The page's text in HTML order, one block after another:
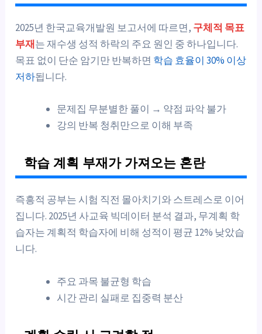
2025년 한국교육개발원 보고서에 따르면, 구체적 목표
부재는 재수생 성적 하락의 주요 원인 중 하나입니다.
목표 없이 단순 암기만 반복하면 학습 효율이 30% 이상
저하됩니다.
문제집 무분별한 풀이 → 약점 파악 불가
강의 반복 청취만으로 이해 부족
학습 계획 부재가 가져오는 혼란
즉흥적 공부는 시험 직전 몰아치기와 스트레스로 이어
집니다. 2025년 사교육 빅데이터 분석 결과, 무계획 학
습자는 계획적 학습자에 비해 성적이 평균 12% 낮았습
니다.
주요 과목 불균형 학습
시간 관리 실패로 집중력 분산